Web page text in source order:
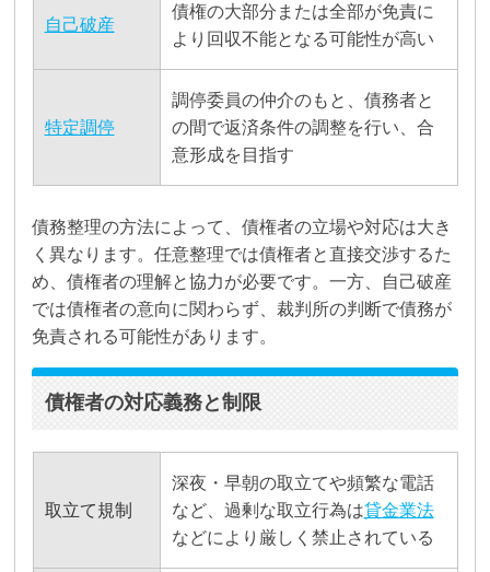
自己破産
債権の大部分または全部が免責に
より回収不能となる可能性が高い
特定調停
調停委員の仲介のもと、債務者と
の間で返済条件の調整を行い、合
意形成を目指す
債務整理の方法によって、債権者の立場や対応は大き
く異なります。任意整理では債権者と直接交渉するた
め、債権者の理解と協力が必要です。一方、自己破産
では債権者の意向に関わらず、裁判所の判断で債務が
免責される可能性があります。
債権者の対応義務と制限
取立て規制
深夜・早朝の取立てや頻繁な電話
など、過剰な取立行為は貸金業法
などにより厳しく禁止されている